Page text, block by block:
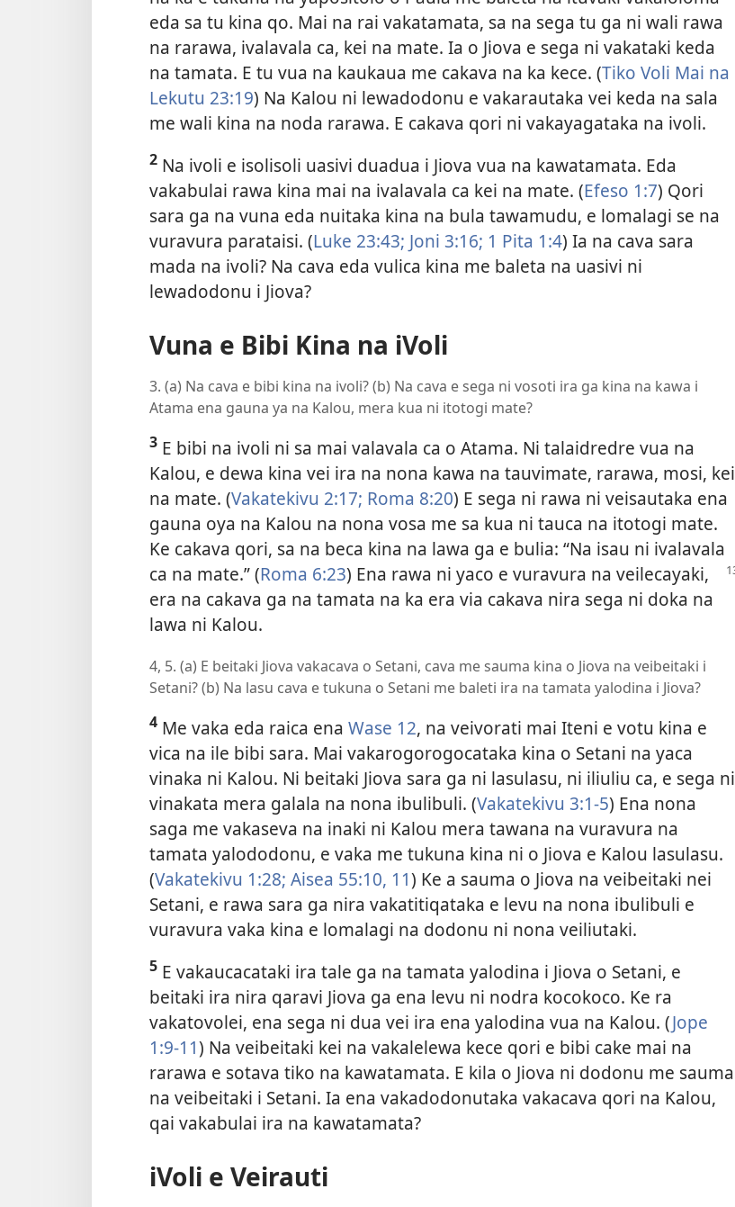
eda sa tu kina qo. Mai na rai vakatamata, sa na sega tu ga ni wali rawa
na rarawa, ivalavala ca, kei na mate. Ia o Jiova e sega ni vakataki keda
na tamata. E tu vua na kaukaua me cakava na ka kece. (Tiko Voli Mai na
Lekutu 23:19) Na Kalou ni lewadodonu e vakarautaka vei keda na sala
me wali kina na noda rarawa. E cakava qori ni vakayagataka na ivoli.
2 Na ivoli e isolisoli uasivi duadua i Jiova vua na kawatamata. Eda
vakabulai rawa kina mai na ivalavala ca kei na mate. (Efeso 1:7) Qori
sara ga na vuna eda nuitaka kina na bula tawamudu, e lomalagi se na
vuravura parataisi. (Luke 23:43; Joni 3:16; 1 Pita 1:4) Ia na cava sara
mada na ivoli? Na cava eda vulica kina me baleta na uasivi ni
lewadodonu i Jiova?
Vuna e Bibi Kina na iVoli
3. (a) Na cava e bibi kina na ivoli? (b) Na cava e sega ni vosoti ira ga kina na kawa i
Atama ena gauna ya na Kalou, mera kua ni itotogi mate?
3 E bibi na ivoli ni sa mai valavala ca o Atama. Ni talaidredre vua na
Kalou, e dewa kina vei ira na nona kawa na tauvimate, rarawa, mosi, kei
na mate. (Vakatekivu 2:17; Roma 8:20) E sega ni rawa ni veisautaka ena
gauna oya na Kalou na nona vosa me sa kua ni tauca na itotogi mate.
Ke cakava qori, sa na beca kina na lawa ga e bulia: “Na isau ni ivalavala
ca na mate.” (Roma 6:23) Ena rawa ni yaco e vuravura na veilecayaki,
era na cakava ga na tamata na ka era via cakava nira sega ni doka na
lawa ni Kalou.
4, 5. (a) E beitaki Jiova vakacava o Setani, cava me sauma kina o Jiova na veibeitaki i
Setani? (b) Na lasu cava e tukuna o Setani me baleti ira na tamata yalodina i Jiova?
4 Me vaka eda raica ena Wase 12, na veivorati mai Iteni e votu kina e
vica na ile bibi sara. Mai vakarogorogocataka kina o Setani na yaca
vinaka ni Kalou. Ni beitaki Jiova sara ga ni lasulasu, ni iliuliu ca, e sega ni
vinakata mera galala na nona ibulibuli. (Vakatekivu 3:1-5) Ena nona
saga me vakaseva na inaki ni Kalou mera tawana na vuravura na
tamata yalododonu, e vaka me tukuna kina ni o Jiova e Kalou lasulasu.
(Vakatekivu 1:28; Aisea 55:10, 11) Ke a sauma o Jiova na veibeitaki nei
Setani, e rawa sara ga nira vakatitiqataka e levu na nona ibulibuli e
vuravura vaka kina e lomalagi na dodonu ni nona veiliutaki.
5 E vakaucacataki ira tale ga na tamata yalodina i Jiova o Setani, e
beitaki ira nira qaravi Jiova ga ena levu ni nodra kocokoco. Ke ra
vakatovolei, ena sega ni dua vei ira ena yalodina vua na Kalou. (Jope
1:9-11) Na veibeitaki kei na vakalelewa kece qori e bibi cake mai na
rarawa e sotava tiko na kawatamata. E kila o Jiova ni dodonu me sauma
na veibeitaki i Setani. Ia ena vakadodonutaka vakacava qori na Kalou,
qai vakabulai ira na kawatamata?
iVoli e Veirauti